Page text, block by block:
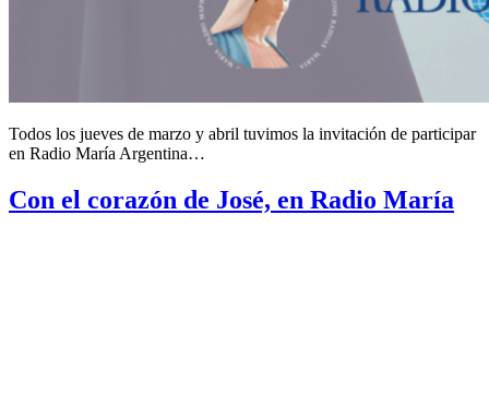
Todos los jueves de marzo y abril tuvimos la invitación de participar
en Radio María Argentina…
Con el corazón de José, en Radio María